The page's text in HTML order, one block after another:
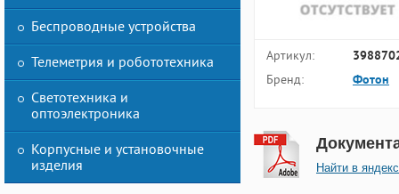
Беспроводные устройства
Телеметрия и робототехника
Светотехника и
оптоэлектроника
Корпусные и установочные
изделия
Артикул:
Бренд: Фотон
Найти в яндекс